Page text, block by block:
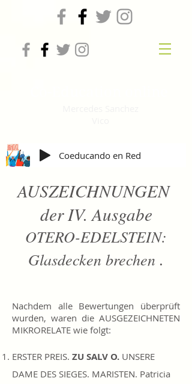
Coeducando en Red
AUSZEICHNUNGEN
der IV. Ausgabe
OTERO-EDELSTEIN:
Glasdecken brechen .
Nachdem alle Bewertungen überprüft
wurden, waren die AUSGEZEICHNETEN
MIKRORELATE wie folgt:
ERSTER PREIS. ZU SALV O. UNSERE
DAME DES SIEGES. MARISTEN. Patricia